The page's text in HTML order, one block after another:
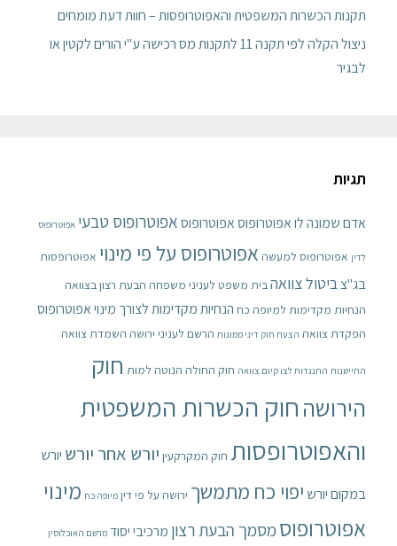
תקנות הכשרות המשפטית והאפוטרופסות – חוות דעת מומחים
ניצול הקלה לפי תקנה 11 לתקנות מס רכישה ע"י הורים לקטין או
לבגיר
תגיות
אדם שמונה לו אפוטרופוסאפוטרופוסאפוטרופוס טבעי אפוטרופוס
לדין אפוטרופוס למעשה אפוטרופוס על פי מינוי אפוטרופסות
בג"צביטול צוואהבית משפט לעניני משפחה הבעת רצון בצוואה
הנחיות מקדימות למיופה כח הנחיות מקדימות לצורך מינוי אפוטרופוס
הפקדת צוואה הצעת חוק דיני ממונות הרשם לעניני ירושה השמדת צוואה
התיישנות התנגדות לצו קיום צוואה חוק החולה הנוטה למות חוק
הירושהחוק הכשרות המשפטית
והאפוטרופסות חוק המקרקעין יורש אחר יורש יורש
במקום יורש יפוי כח מתמשך ירושה על פי דין מיופה כח מינוי
אפוטרופוס מסמך הבעת רצון מרכיבי יסוד מרשם האוכלוסין